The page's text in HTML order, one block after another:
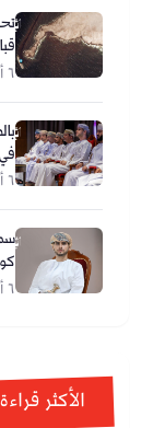
٦ أغسطس ٢٠٢٦
٦ أغسطس ٢٠٢٦
٦ أغسطس ٢٠٢٦
الأكثر قراءة